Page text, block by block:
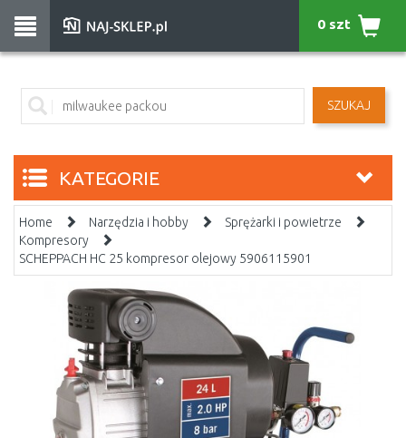
SZUKAJ
0 szt
KATEGORIE
Home Narzędzia i hobby
Sprężarki i powietrze
Kompresory
SCHEPPACH HC 25 kompresor olejowy 5906115901